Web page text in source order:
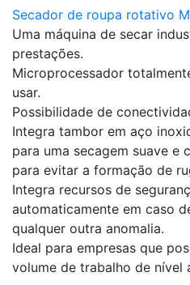
Secador de roupa rotativo
Uma máquina de secar
prestações.
Microprocessador
usar.
Possibilidade de
Integra tambor em aço
para uma secagem suave e
para evitar a formação de
Integra recursos de
automaticamente em caso
qualquer outra anomalia.
Ideal para empresas que
volume de trabalho de nível